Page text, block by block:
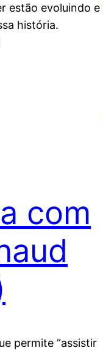
estão evoluindo e
história.
com
permite “assistir